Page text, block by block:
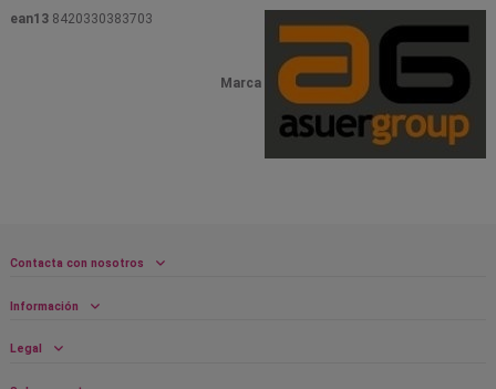
Marca
ean13 8420330383703
Contacta con nosotros
Información
Legal